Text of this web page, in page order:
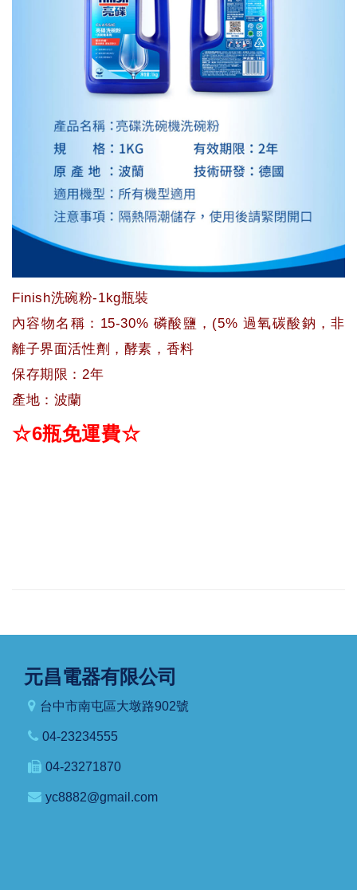
Finish洗碗粉-1kg瓶裝
內容物名稱：15-30% 磷酸鹽，(5% 過氧碳酸鈉，非
離子界面活性劑，酵素，香料
保存期限：2年
產地：波蘭
☆6瓶免運費☆
元昌電器有限公司
台中市南屯區大墩路902號
04-23234555
04-23271870
yc8882@gmail.com